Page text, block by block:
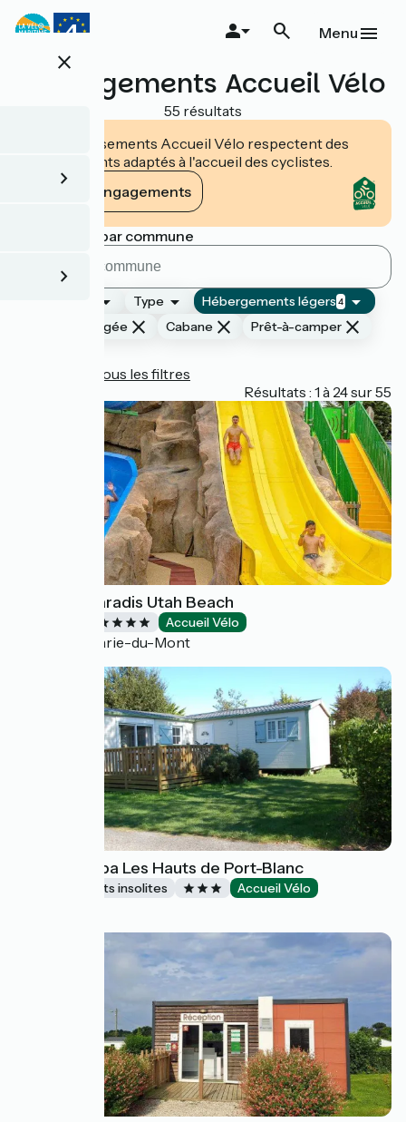
Aller
au
principalclose
Menu
Hébergements Accueil Vélo
55 résultats
Les établissements Accueil Vélo respectent des
engagements adaptés à l'accueil des cyclistes.
Voir les engagements
Rechercher par commune
Type Hébergements légers 4
Tente aménagée Cabane
Prêt-à-camper
Réinitialiser tous les filtres
Résultats : 1 à 24 sur 55
Camping Paradis Utah Beach
Accueil Vélo
Sainte-Marie-du-Mont
Camping-Spa Les Hauts de Port-Blanc
Hébergements insolites Accueil Vélo